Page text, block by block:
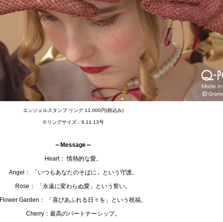
エンジェルスタンプ リング 11,000円(税込み)
※リングサイズ：9.11.13号
～Message～
Heart： 情熱的な愛。
Angel： 「いつもあなたのそばに」という守護。
Rose： 「永遠に変わらぬ愛」という誓い。
Flower Garden： 「喜びあふれる日々を」という祝福。
Cherry：最高のパートナーシップ。